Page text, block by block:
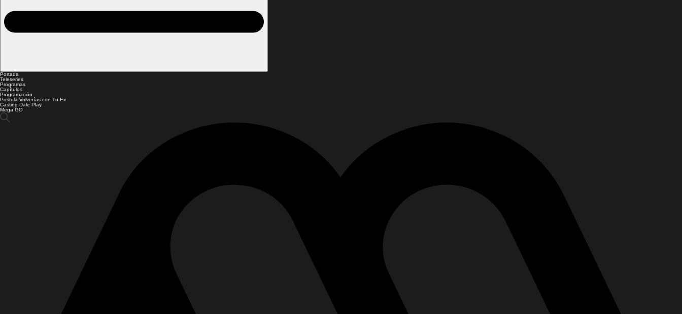
Portada
Teleseries
Programas
Capítulos
Programación
Postula Volverías con Tu Ex
Casting Dale Play
Mega GO